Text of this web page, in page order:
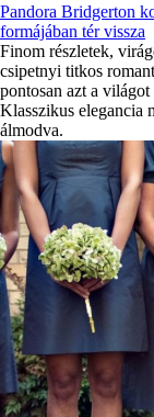
Pandora Bridgerton
formájában tér vissza
Finom részletek,
csipetnyi titkos
pontosan azt a
Klasszikus elegancia
álmodva.